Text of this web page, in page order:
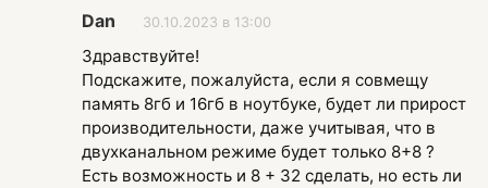
Dan 30.10.2023 в 13:00
Здравствуйте!
Подскажите, пожалуйста, если я совмещу
память 8гб и 16гб в ноутбуке, будет ли прирост
производительности, даже учитывая, что в
двухканальном режиме будет только 8+8 ?
Есть возможность и 8 + 32 сделать, но есть ли